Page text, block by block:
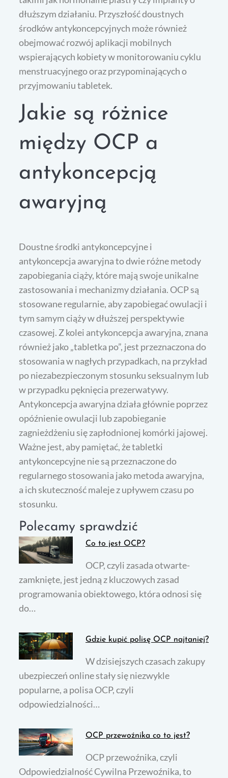
dłuższym działaniu. Przyszłość doustnych
środków antykoncepcyjnych może również
obejmować rozwój aplikacji mobilnych
wspierających kobiety w monitorowaniu cyklu
menstruacyjnego oraz przypominających o
przyjmowaniu tabletek.
Jakie są różnice
między OCP a
antykoncepcją
awaryjną
Doustne środki antykoncepcyjne i
antykoncepcja awaryjna to dwie różne metody
zapobiegania ciąży, które mają swoje unikalne
zastosowania i mechanizmy działania. OCP są
stosowane regularnie, aby zapobiegać owulacji i
tym samym ciąży w dłuższej perspektywie
czasowej. Z kolei antykoncepcja awaryjna, znana
również jako „tabletka po”, jest przeznaczona do
stosowania w nagłych przypadkach, na przykład
po niezabezpieczonym stosunku seksualnym lub
w przypadku pęknięcia prezerwatywy.
Antykoncepcja awaryjna działa głównie poprzez
opóźnienie owulacji lub zapobieganie
zagnieżdżeniu się zapłodnionej komórki jajowej.
Ważne jest, aby pamiętać, że tabletki
antykoncepcyjne nie są przeznaczone do
regularnego stosowania jako metoda awaryjna,
a ich skuteczność maleje z upływem czasu po
stosunku.
Polecamy sprawdzić
Co to jest OCP?
OCP, czyli zasada otwarte-
zamknięte, jest jedną z kluczowych zasad
programowania obiektowego, która odnosi się
do…
Gdzie kupić polisę OCP najtaniej?
W dzisiejszych czasach zakupy
ubezpieczeń online stały się niezwykle
popularne, a polisa OCP, czyli
odpowiedzialności…
OCP przewoźnika co to jest?
OCP przewoźnika, czyli
Odpowiedzialność Cywilna Przewoźnika, to